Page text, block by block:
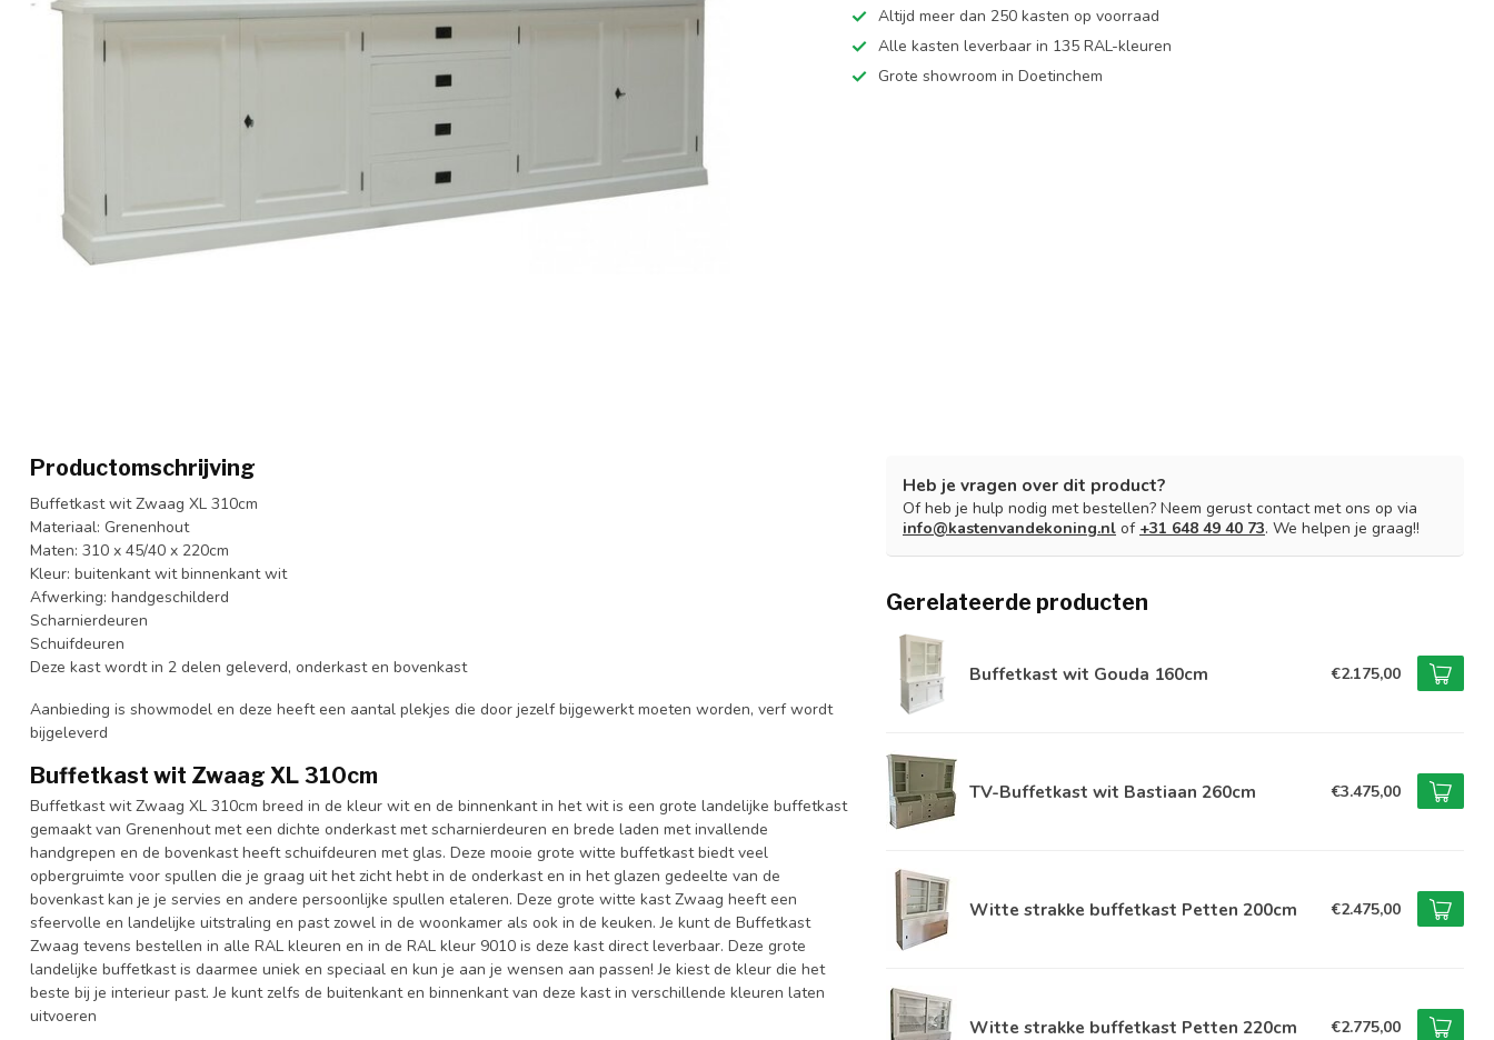
Altijd meer dan 250 kasten op voorraad
Alle kasten leverbaar in 135 RAL-kleuren
Grote showroom in Doetinchem
Productomschrijving
Buffetkast wit Zwaag XL 310cm
Materiaal: Grenenhout
Maten: 310 x 45/40 x 220cm
Kleur: buitenkant wit binnenkant wit
Afwerking: handgeschilderd
Scharnierdeuren
Schuifdeuren
Deze kast wordt in 2 delen geleverd, onderkast en bovenkast
Aanbieding is showmodel en deze heeft een aantal plekjes die door jezelf bijgewerkt moeten worden, verf wordt
bijgeleverd
Buffetkast wit Zwaag XL 310cm
Buffetkast wit Zwaag XL 310cm breed in de kleur wit en de binnenkant in het wit is een grote landelijke buffetkast
gemaakt van Grenenhout met een dichte onderkast met scharnierdeuren en brede laden met invallende
handgrepen en de bovenkast heeft schuifdeuren met glas. Deze mooie grote witte buffetkast biedt veel
opbergruimte voor spullen die je graag uit het zicht hebt in de onderkast en in het glazen gedeelte van de
bovenkast kan je je servies en andere persoonlijke spullen etaleren. Deze grote witte kast Zwaag heeft een
sfeervolle en landelijke uitstraling en past zowel in de woonkamer als ook in de keuken. Je kunt de Buffetkast
Zwaag tevens bestellen in alle RAL kleuren en in de RAL kleur 9010 is deze kast direct leverbaar. Deze grote
landelijke buffetkast is daarmee uniek en speciaal en kun je aan je wensen aan passen! Je kiest de kleur die het
beste bij je interieur past. Je kunt zelfs de buitenkant en binnenkant van deze kast in verschillende kleuren laten
uitvoeren
Heb je vragen over dit product?
Of heb je hulp nodig met bestellen? Neem gerust contact met ons op via
info@kastenvandekoning.nl of +31 648 49 40 73. We helpen je graag!!
Gerelateerde producten
Buffetkast wit Gouda 160cm €2.175,00
TV-Buffetkast wit Bastiaan 260cm €3.475,00
Witte strakke buffetkast Petten 200cm €2.475,00
Witte strakke buffetkast Petten 220cm €2.775,00